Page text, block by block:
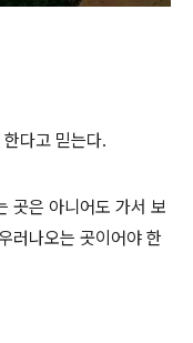
다고 믿는다.
곳은 아니어도 가서 보
러나오는 곳이어야 한